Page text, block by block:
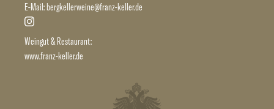
E-Mail:bergkellerweine@franz-keller.de
Weingut & Restaurant:
www.franz-keller.de